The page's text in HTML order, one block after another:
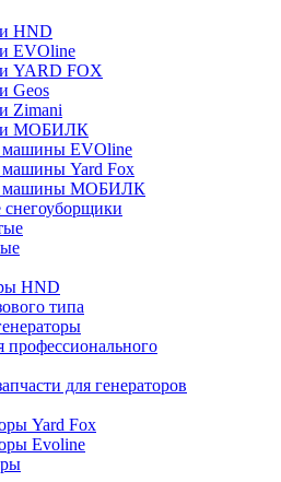
HND
EVOline
YARD FOX
Geos
Zimani
МОБИЛК
машины EVOline
Yard Fox
машины МОБИЛК
снегоуборщики
HND
типа
профессионального
для генераторов
Yard Fox
Evoline